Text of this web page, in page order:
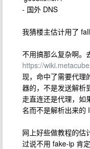
- 国外 DNS
我猜楼主估计用了
不用搞那么复杂啊。
https://
现，命中了需要代理
器的，不是发送解析
走直连还是代理，如
名而不是解析出来的
网上好些做教程的估
过说不用 fake-ip 肯